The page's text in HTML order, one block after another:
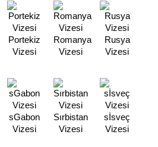
Portekiz
Vizesi
Romanya
Vizesi
Rusya
Vizesi
sGabon
Vizesi
Sırbistan
Vizesi
sİsveç
Vizesi